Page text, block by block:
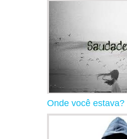
Onde você estava?